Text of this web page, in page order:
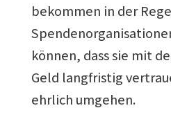
bekommen in der
können, dass sie mit
Geld langfristig
ehrlich umgehen.